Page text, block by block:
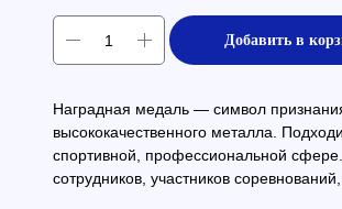
Добавить в
Наградная медаль — символ
высококачественного металла.
спортивной, профессиональной
сотрудников, участников соревнований,